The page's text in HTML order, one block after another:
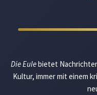
Die Eulebietet
Kultur, immer mit einem